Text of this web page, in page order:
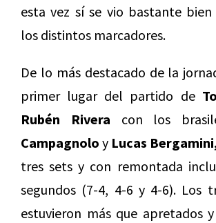
esta vez sí se vio bastante
los distintos marcadores.
De lo más destacado de la
primer lugar del partido de
Rubén Rivera con los
Campagnolo y Lucas
tres sets y con remontada
segundos (7-4, 4-6 y 4-6). Los
estuvieron más que apretados